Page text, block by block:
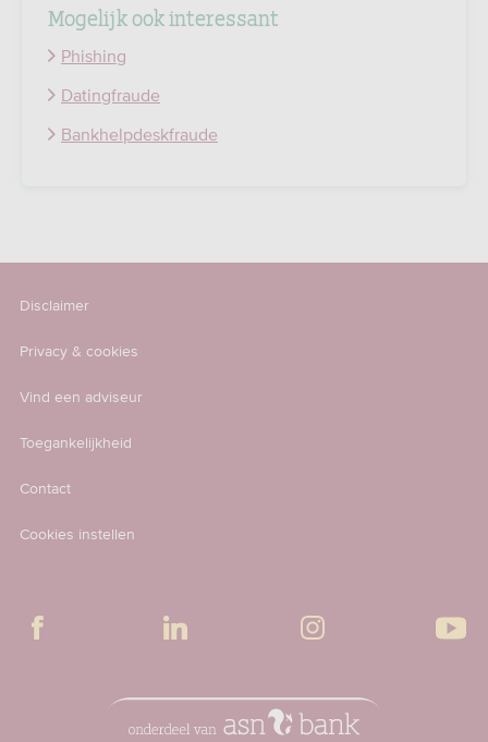
Mogelijk ook interessant
Phishing
Datingfraude
Bankhelpdeskfraude
Disclaimer
Privacy & cookies
Vind een adviseur
Toegankelijkheid
Contact
Cookies instellen